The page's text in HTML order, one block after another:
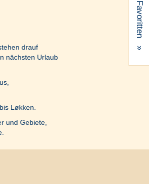
Favoritten
»
drauf
nächsten Urlaub
Løkken.
und Gebiete,